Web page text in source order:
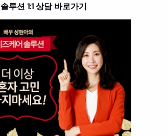
루션 1:1 상담 바로가기